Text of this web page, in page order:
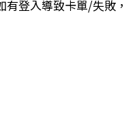
登入導致卡單/失敗，